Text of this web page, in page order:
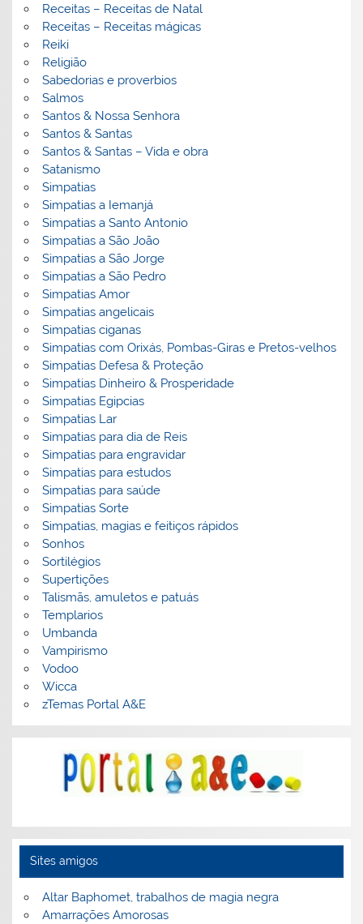
Receitas – Receitas de Natal
Receitas – Receitas mágicas
Reiki
Religião
Sabedorias e proverbios
Salmos
Santos & Nossa Senhora
Santos & Santas
Santos & Santas – Vida e obra
Satanismo
Simpatias
Simpatias a Iemanjá
Simpatias a Santo Antonio
Simpatias a São João
Simpatias a São Jorge
Simpatias a São Pedro
Simpatias Amor
Simpatias angelicais
Simpatias ciganas
Simpatias com Orixás, Pombas-Giras e Pretos-velhos
Simpatias Defesa & Proteção
Simpatias Dinheiro & Prosperidade
Simpatias Egipcias
Simpatias Lar
Simpatias para dia de Reis
Simpatias para engravidar
Simpatias para estudos
Simpatias para saúde
Simpatias Sorte
Simpatias, magias e feitiços rápidos
Sonhos
Sortilégios
Supertições
Talismãs, amuletos e patuás
Templarios
Umbanda
Vampirismo
Vodoo
Wicca
zTemas Portal A&E
Sites amigos
Altar Baphomet, trabalhos de magia negra
Amarrações Amorosas